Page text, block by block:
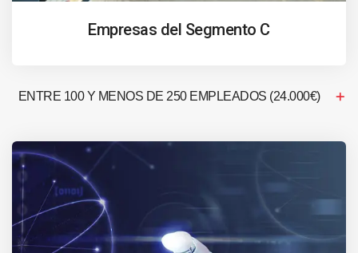
Empresas del Segmento C
ENTRE 100 Y MENOS DE 250 EMPLEADOS (24.000€)